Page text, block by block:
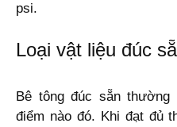
psi.
Loại vật liệu đúc
Bê tông đúc sẵn
điểm nào đó. Khi đạt đủ